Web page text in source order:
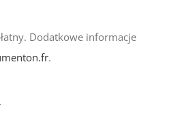
Dodatkowe informacje
.